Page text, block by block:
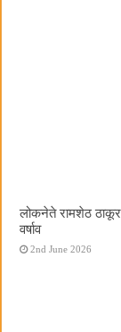
लोकनेते रामशेठ ठाकूर
वर्षाव
2nd June 2026